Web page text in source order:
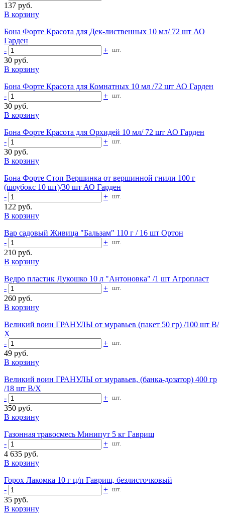
137 руб.
В корзину
Бона Форте Красота для Дек-лиственных 10 мл/ 72 шт АО
Гарден
-
+ шт.
30 руб.
В корзину
Бона Форте Красота для Комнатных 10 мл /72 шт АО Гарден
-
+ шт.
30 руб.
В корзину
Бона Форте Красота для Орхидей 10 мл/ 72 шт АО Гарден
-
+ шт.
30 руб.
В корзину
Бона Форте Стоп Вершинка от вершинной гнили 100 г
(шоубокс 10 шт)/30 шт АО Гарден
-
+ шт.
122 руб.
В корзину
Вар садовый Живица "Бальзам" 110 г / 16 шт Ортон
-
+ шт.
210 руб.
В корзину
Ведро пластик Лукошко 10 л "Антоновка" /1 шт Агропласт
-
+ шт.
260 руб.
В корзину
Великий воин ГРАНУЛЫ от муравьев (пакет 50 гр) /100 шт В/
Х
-
+ шт.
49 руб.
В корзину
Великий воин ГРАНУЛЫ от муравьев, (банка-дозатор) 400 гр
/18 шт В/Х
-
+ шт.
350 руб.
В корзину
Газонная травосмесь Минипут 5 кг Гавриш
-
+ шт.
4 635 руб.
В корзину
Горох Лакомка 10 г ц/п Гавриш, безлисточковый
-
+ шт.
35 руб.
В корзину